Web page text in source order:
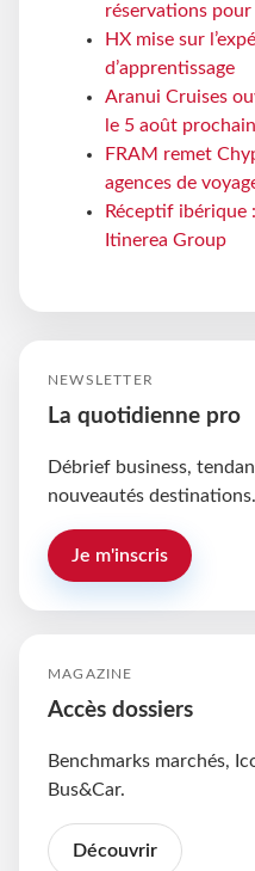
réservations pour
HX mise sur
d’apprentissage
Aranui Cruises
le 5 août prochain
FRAM remet
agences de
Réceptif ibérique
Itinerea Group
NEWSLETTER
La quotidienne pro
Débrief business,
nouveautés destinations.
Je m'inscris
MAGAZINE
Accès dossiers
Benchmarks marchés,
Bus&Car.
Découvrir